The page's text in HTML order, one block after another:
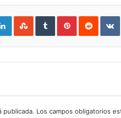
LinkedInStumbleUpon
TumblrPinterestReddit
publicada. Los campos obligatorios